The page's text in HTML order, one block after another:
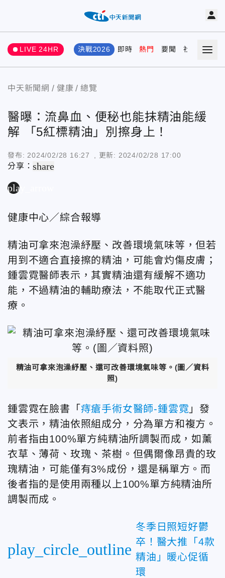
LIVE 24HR 決戰2026 即時 熱門 要聞 社會 娛樂
中天新聞網 健康 總覽
醫曝：流鼻血、便秘也能抹精油能緩
解 「5紅標精油」別擦身上！
發布: 2024/02/28 16:27 , 更新: 2024/02/28 17:00
分享：share
play_arrow
健康中心／綜合報導
精油可拿來泡澡紓壓、改善環境氣味等，但若
用到不適合直接擦的精油，可能會灼傷皮膚；
鍾雲霓醫師表示，其實精油還有緩解不適功
能，不過精油的輔助療法，不能取代正式醫
療。
精油可拿來泡澡紓壓、還可改善環境氣味等。(圖／資料
照)
鍾雲霓在臉書「 痔瘡手術女醫師-鍾雲霓 」發
文表示，精油依照組成分，分為單方和複方。
前者指由100%單方純精油所調製而成，如薰
衣草、薄荷、玫瑰、茶樹。但偶爾像昂貴的玫
瑰精油，可能僅有3%成份，還是稱單方。而
後者指的是使用兩種以上100%單方純精油所
調製而成。
play_circle_outline
冬季日照短好鬱
卒！醫大推「4款
精油」暖心促循
環